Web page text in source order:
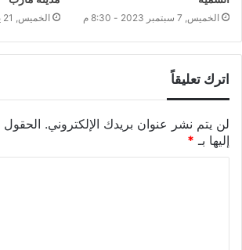
الخميس, 7 سبتمبر 2023 - 8:30 م الخميس, 21 يناير 2021 - 8:38 م
اترك تعليقاً
لن يتم نشر عنوان بريدك الإلكتروني. الحقول
إليها بـ *